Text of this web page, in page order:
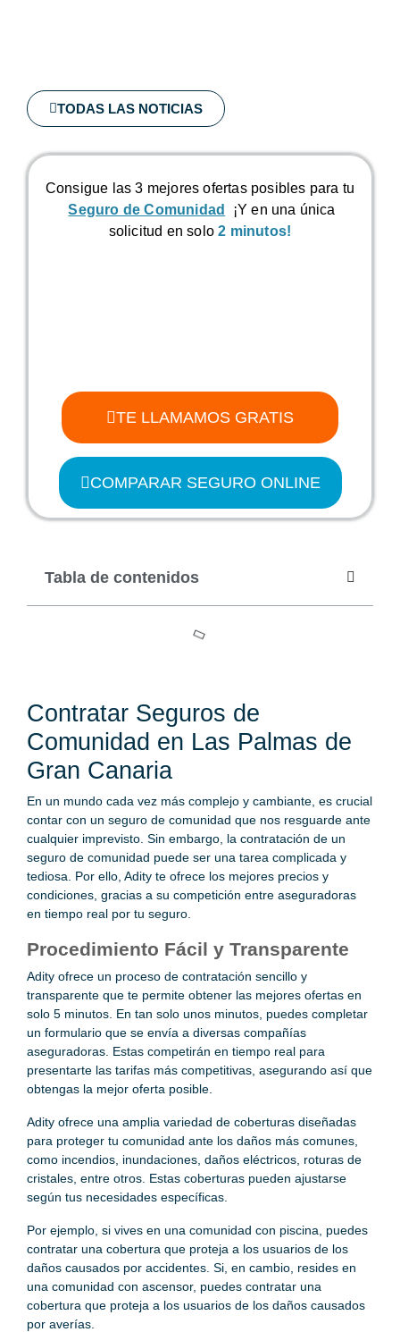
Contratar Seguros de
Comunidad en Las Palmas de
Gran Canaria
En un mundo cada vez más complejo y cambiante, es crucial
contar con un seguro de comunidad que nos resguarde ante
cualquier imprevisto. Sin embargo, la contratación de un
seguro de comunidad puede ser una tarea complicada y
tediosa. Por ello, Adity te ofrece los mejores precios y
condiciones, gracias a su competición entre aseguradoras
en tiempo real por tu seguro.
Procedimiento Fácil y Transparente
Adity ofrece un proceso de contratación sencillo y
transparente que te permite obtener las mejores ofertas en
solo 5 minutos. En tan solo unos minutos, puedes completar
un formulario que se envía a diversas compañías
aseguradoras. Estas competirán en tiempo real para
presentarte las tarifas más competitivas, asegurando así que
obtengas la mejor oferta posible.
Adity ofrece una amplia variedad de coberturas diseñadas
para proteger tu comunidad ante los daños más comunes,
como incendios, inundaciones, daños eléctricos, roturas de
cristales, entre otros. Estas coberturas pueden ajustarse
según tus necesidades específicas.
Por ejemplo, si vives en una comunidad con piscina, puedes
contratar una cobertura que proteja a los usuarios de los
daños causados por accidentes. Si, en cambio, resides en
una comunidad con ascensor, puedes contratar una
cobertura que proteja a los usuarios de los daños causados
por averías.
TODAS LAS NOTICIAS
Consigue las 3 mejores ofertas posibles para tu
Seguro de Comunidad
¡Y en una única
solicitud en solo2 minutos!
TE LLAMAMOS GRATIS
COMPARAR SEGURO ONLINE
Tabla de contenidos